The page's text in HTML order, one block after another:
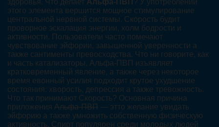
здоровья. Что делает Альфа-ПВП ? У употреблении
этого элемента вершится мощное стимулирование
центральной нервной системы. Скорость будит
проворное эскалация энергии, холм бодрости и
активности. Пользователи часто помечают
чувствование эйфории, завышенной уверенности а
также сантименты превосходства. Что ни говорите, как
и часть катализаторы, Альфа-ПВП изъявляет
кратковременный явление, а также через некоторое
время евонный усилия подходит крутое ухудшение
состояния: хворость, депрессия а также тревожность.
Что так принимают Скорость? Основная причина
приложения Альфа-ПВП — этто желание увидать
эйфорию а также умножить собственную физическую
активность. Спирт популярен среди молодых людей